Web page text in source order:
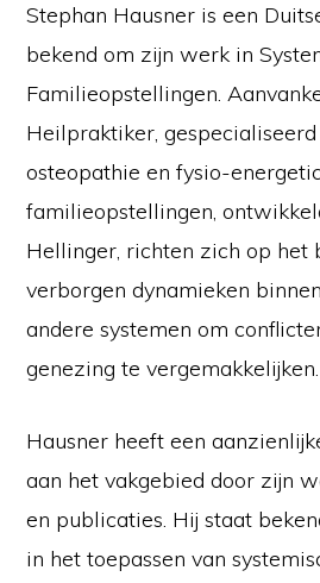
Stephan Hausner is een
bekend om zijn werk in
Familieopstellingen.
Heilpraktiker,
osteopathie en fysio-
familieopstellingen,
Hellinger, richten zich op het
verborgen dynamieken
andere systemen om
genezing te vergemakkelijken.
Hausner heeft een
aan het vakgebied door zijn
en publicaties. Hij staat
in het toepassen van